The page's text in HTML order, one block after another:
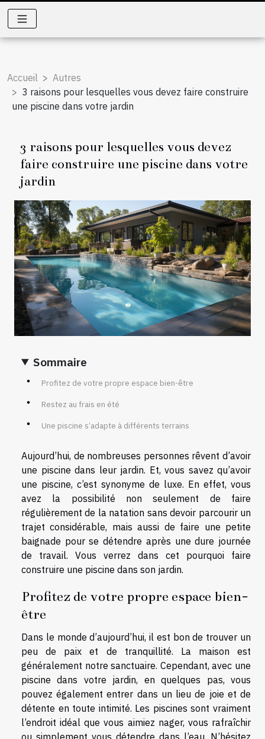
Accueil
Autres
3 raisons pour lesquelles vous devez faire construire
une piscine dans votre jardin
3 raisons pour lesquelles vous devez
faire construire une piscine dans votre
jardin
Sommaire
Profitez de votre propre espace bien-être
Restez au frais en été
Une piscine s’adapte à différents terrains
Aujourd’hui, de nombreuses personnes rêvent d’avoir
une piscine dans leur jardin. Et, vous savez qu’avoir
une piscine, c’est synonyme de luxe. En effet, vous
avez la possibilité non seulement de faire
régulièrement de la natation sans devoir parcourir un
trajet considérable, mais aussi de faire une petite
baignade pour se détendre après une dure journée
de travail. Vous verrez dans cet pourquoi faire
construire une piscine dans son jardin.
Profitez de votre propre espace bien-
être
Dans le monde d’aujourd’hui, il est bon de trouver un
peu de paix et de tranquillité. La maison est
généralement notre sanctuaire. Cependant, avec une
piscine dans votre jardin, en quelques pas, vous
pouvez également entrer dans un lieu de joie et de
détente en toute intimité. Les piscines sont vraiment
l’endroit idéal que vous aimiez nager, vous rafraîchir